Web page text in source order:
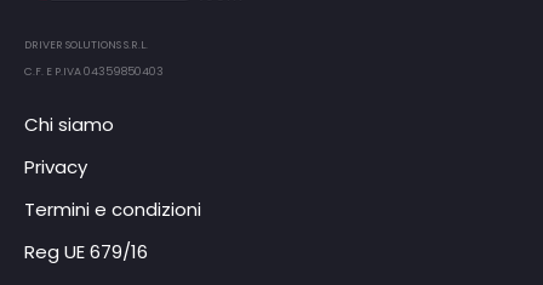
DRIVER SOLUTIONS S.R.L.
C.F. E P.IVA 04359850403
Chi siamo
Privacy
Termini e condizioni
Reg UE 679/16